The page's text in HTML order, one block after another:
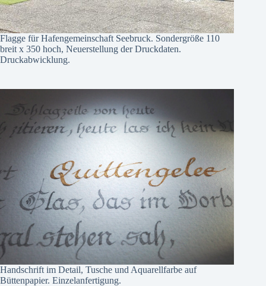
Flagge für Hafengemeinschaft Seebruck. Sondergröße 110
breit x 350 hoch, Neuerstellung der Druckdaten.
Druckabwicklung.
Handschrift im Detail, Tusche und Aquarellfarbe auf
Büttenpapier. Einzelanfertigung.